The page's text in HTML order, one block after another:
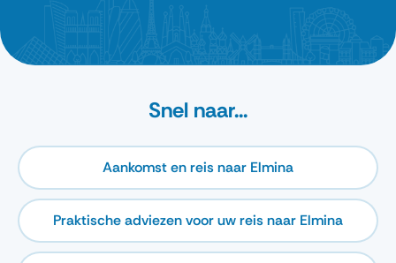
Snel naar...
Aankomst en reis naar Elmina
Praktische adviezen voor uw reis naar Elmina